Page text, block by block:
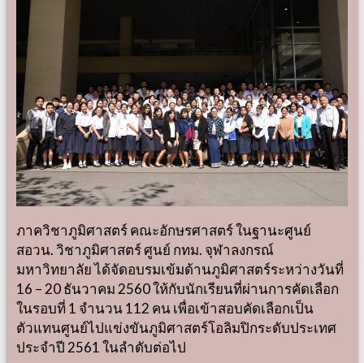
ภาควิชาภูมิศาสตร์ คณะอักษรศาสตร์ ในฐานะศูนย์
สอวน. วิชาภูมิศาสตร์ ศูนย์ กทม. จุฬาลงกรณ์
มหาวิทยาลัย ได้จัดอบรมเข้มด้านภูมิศาสตร์ระหว่างวันที่
16 – 20 ธันวาคม 2560ให้กับนักเรียนที่ผ่านการคัดเลือก
ในรอบที่ 1 จำนวน 112 คน เพื่อเข้าสอบคัดเลือกเป็น
ตัวแทนศูนย์ไปแข่งขันภูมิศาสตร์โอลิมปิกระดับประเทศ
ประจำปี 2561 ในลำดับต่อไป